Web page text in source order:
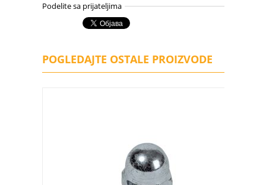
Podelite sa prijateljima
POGLEDAJTE OSTALE PROIZVODE